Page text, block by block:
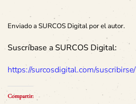
Enviado a SURCOS Digital por el autor.
Suscríbase a SURCOS Digital:
https://surcosdigital.com/suscribirse/
Compartir: